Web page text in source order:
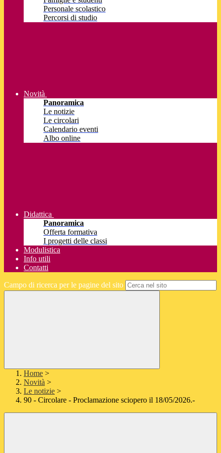
Personale scolastico
Percorsi di studio
Novità
Panoramica
Le notizie
Le circolari
Calendario eventi
Albo online
Didattica
Panoramica
Offerta formativa
I progetti delle classi
Modulistica
Info utili
Contatti
Campo di ricerca per le pagine del sito
Home >
Novità >
Le notizie >
90 - Circolare - Proclamazione sciopero il 18/05/2026.-